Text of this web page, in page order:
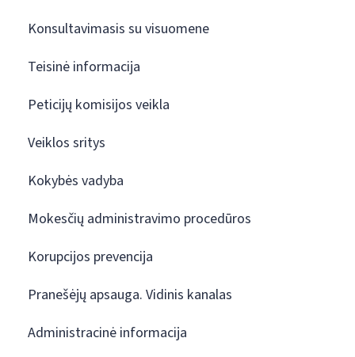
Konsultavimasis su visuomene
Teisinė informacija
Peticijų komisijos veikla
Veiklos sritys
Kokybės vadyba
Mokesčių administravimo procedūros
Korupcijos prevencija
Pranešėjų apsauga. Vidinis kanalas
Administracinė informacija